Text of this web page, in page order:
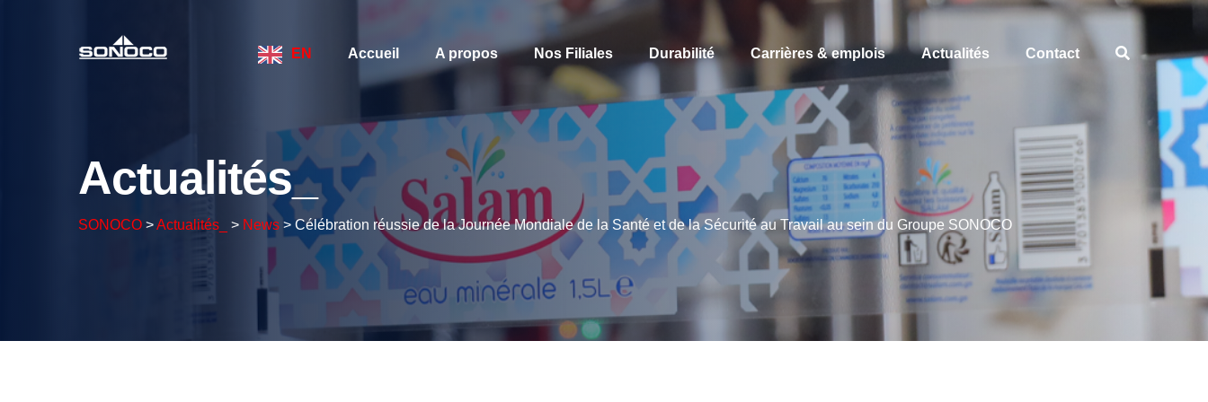
EN Accueil A propos Nos Filiales Durabilité Carrières & emplois Actualités Contact
Actualités_
SONOCO >Actualités_ > News > Célébration réussie de la Journée Mondiale de la Santé et de la Sécurité au Travail au sein du Groupe SONOCO